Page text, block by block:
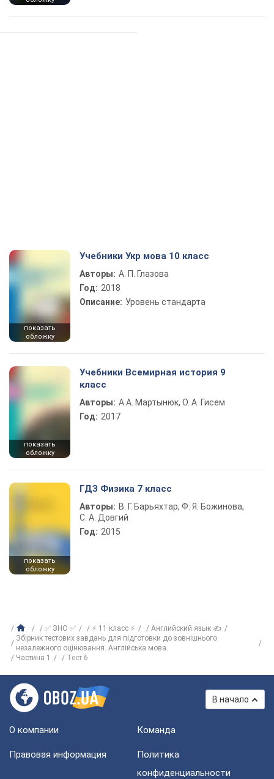
показать
обложку
Учебники Укр мова 10 класс
Авторы: А. П. Глазова
Год: 2018
Описание: Уровень стандарта
показать
обложку
Учебники Всемирная история 9
класс
Авторы: А.А. Мартынюк, О. А. Гисем
Год: 2017
показать
обложку
ГДЗ Физика 7 класс
Авторы: В. Г. Барьяхтар, Ф. Я. Божинова,
С. А. Довгий
Год: 2015
✅ ЗНО ✅ ⚡ 11 класс ⚡
Английский язык ✍
Збірник тестових завдань для підготовки до зовнішнього
незалежного оцінювання. Англійська мова.
Частина 1
Тест 6
В начало
О компании Команда
Правовая информация
Политика
конфиденциальности